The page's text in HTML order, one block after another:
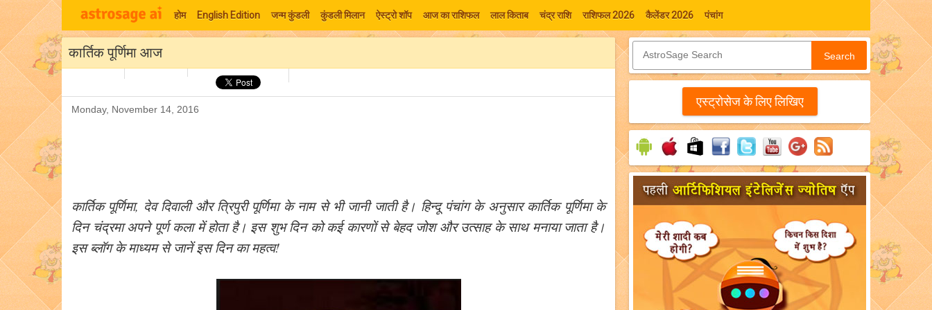
होम English Edition जन्म कुंडली कुंडली मिलान ऐस्ट्रो शॉप आज का राशिफल लाल किताब चंद्र राशि राशिफल 2026 कैलेंडर 2026 पंचांग
कार्तिक पूर्णिमा आज
Monday, November 14, 2016
कार्तिक पूर्णिमा, देव दिवाली और त्रिपुरी पूर्णिमा के नाम से भी जानी जाती है। हिन्दू पंचांग के अनुसार कार्तिक पूर्णिमा के
दिन चंद्रमा अपने पूर्ण कला में होता है। इस शुभ दिन को कई कारणों से बेहद जोश और उत्साह के साथ मनाया जाता है।
इस ब्लॉग के माध्यम से जानें इस दिन का महत्व!
Search
एस्‍ट्रोसेज के लिए लिखिए